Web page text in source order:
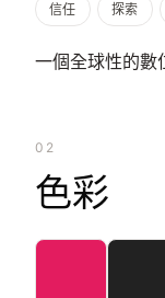
信任 探索
一個全球性的數
02
色彩